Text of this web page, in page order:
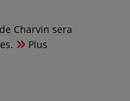
Charvin sera
Plus